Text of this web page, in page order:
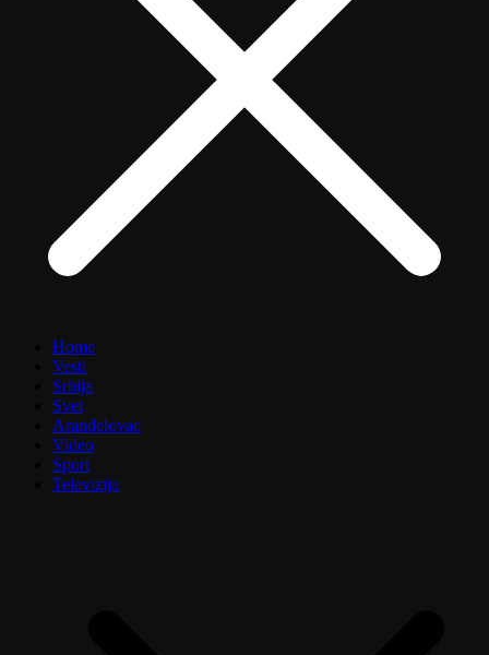
Home
Vesti
Srbija
Svet
Aranđelovac
Video
Sport
Televizija